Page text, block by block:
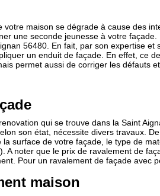
votre maison se dégrade à cause des
une seconde jeunesse à votre
56480. En fait, par son expertise et
un enduit de façade. En effet, ce
permet aussi de corriger les défauts
qui se trouve dans la Saint
son état, nécessite divers travaux.
surface de votre façade, le type de
A noter que le prix de ravalement de
Pour un ravalement de façade avec
maison